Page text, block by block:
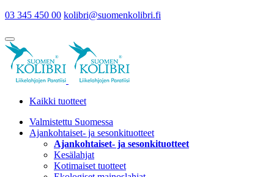
03 345 450 00 kolibri@suomenkolibri.fi
Kaikki tuotteet
Valmistettu Suomessa
Ajankohtaiset- ja sesonkituotteet
Ajankohtaiset- ja sesonkituotteet
Kesälahjat
Kotimaiset tuotteet